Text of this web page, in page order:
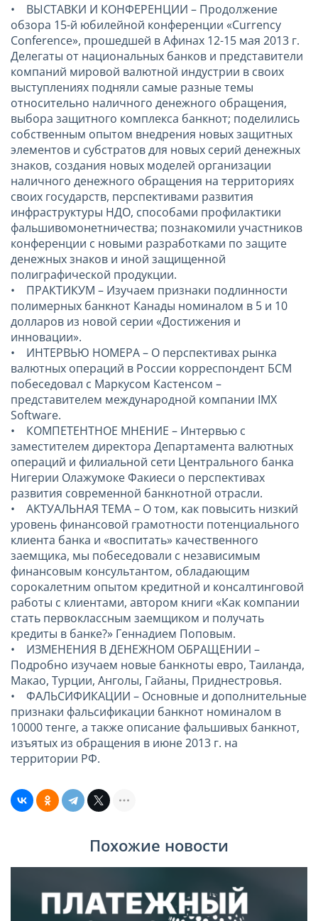
• ВЫСТАВКИ И КОНФЕРЕНЦИИ – Продолжение
обзора 15-й юбилейной конференции «Currency
Conference», прошедшей в Афинах 12-15 мая 2013 г.
Делегаты от национальных банков и представители
компаний мировой валютной индустрии в своих
выступлениях подняли самые разные темы
относительно наличного денежного обращения,
выбора защитного комплекса банкнот; поделились
собственным опытом внедрения новых защитных
элементов и субстратов для новых серий денежных
знаков, создания новых моделей организации
наличного денежного обращения на территориях
своих государств, перспективами развития
инфраструктуры НДО, способами профилактики
фальшивомонетничества; познакомили участников
конференции с новыми разработками по защите
денежных знаков и иной защищенной
полиграфической продукции.
• ПРАКТИКУМ – Изучаем признаки подлинности
полимерных банкнот Канады номиналом в 5 и 10
долларов из новой серии «Достижения и
инновации».
• ИНТЕРВЬЮ НОМЕРА – О перспективах рынка
валютных операций в России корреспондент БСМ
побеседовал с Маркусом Кастенсом –
представителем международной компании IMX
Software.
• КОМПЕТЕНТНОЕ МНЕНИЕ – Интервью с
заместителем директора Департамента валютных
операций и филиальной сети Центрального банка
Нигерии Олажумоке Факиеси о перспективах
развития современной банкнотной отрасли.
• АКТУАЛЬНАЯ ТЕМА – О том, как повысить низкий
уровень финансовой грамотности потенциального
клиента банка и «воспитать» качественного
заемщика, мы побеседовали с независимым
финансовым консультантом, обладающим
сорокалетним опытом кредитной и консалтинговой
работы с клиентами, автором книги «Как компании
стать первоклассным заемщиком и получать
кредиты в банке?» Геннадием Поповым.
• ИЗМЕНЕНИЯ В ДЕНЕЖНОМ ОБРАЩЕНИИ –
Подробно изучаем новые банкноты евро, Таиланда,
Макао, Турции, Анголы, Гайаны, Приднестровья.
• ФАЛЬСИФИКАЦИИ – Основные и дополнительные
признаки фальсификации банкнот номиналом в
10000 тенге, а также описание фальшивых банкнот,
изъятых из обращения в июне 2013 г. на
территории РФ.
Похожие новости